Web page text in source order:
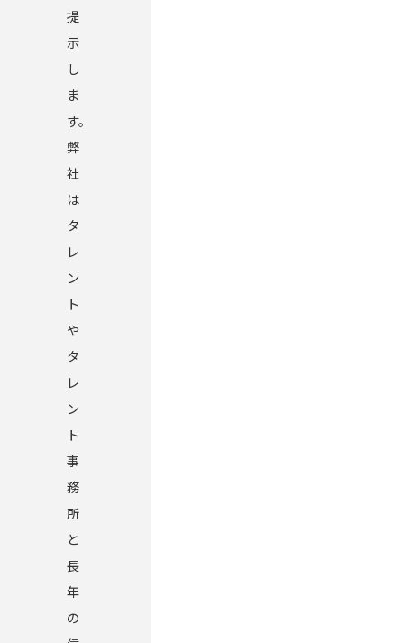
提
示
し
ま
す。
弊
社
は
タ
レ
ン
ト
や
タ
レ
ン
ト
事
務
所
と
長
年
の